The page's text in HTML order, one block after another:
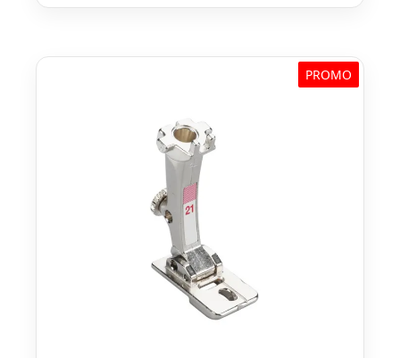
€ 15,50.€ 12,40.
PROMO